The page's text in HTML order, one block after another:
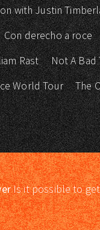
with Justin
Con derecho a roce
Rast
Not A Bad
World Tour
The
Is it possible to